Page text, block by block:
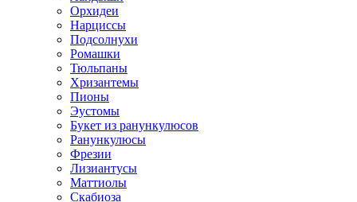
Орхидеи
Нарциссы
Подсолнухи
Ромашки
Тюльпаны
Хризантемы
Пионы
Эустомы
Букет из ранункулюсов
Ранункулюсы
Фрезии
Лизиантусы
Маттиолы
Скабиоза